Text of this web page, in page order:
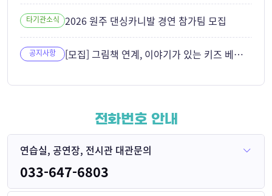
타기관소식 2026 원주 댄싱카니발 경연 참가팀 모집
공지사항 [모집] 그림책 연계, 이야기가 있는 키즈 베이킹 참여자 모집
전화번호 안내
연습실, 공연장, 전시관 대관문의
033-647-6803